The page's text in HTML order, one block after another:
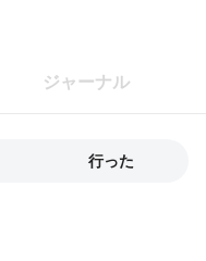
ジャーナル
行った